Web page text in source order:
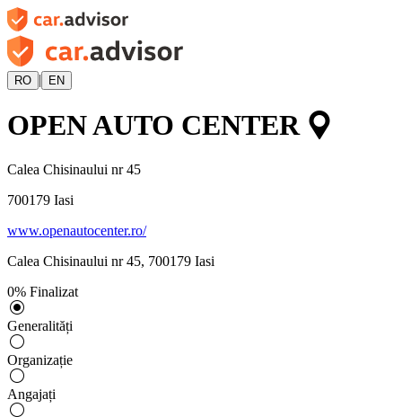
RO | EN
OPEN AUTO CENTER
Calea Chisinaului nr 45
700179 Iasi
www.openautocenter.ro/
Calea Chisinaului nr 45, 700179 Iasi
0% Finalizat
Generalități
Organizație
Angajați